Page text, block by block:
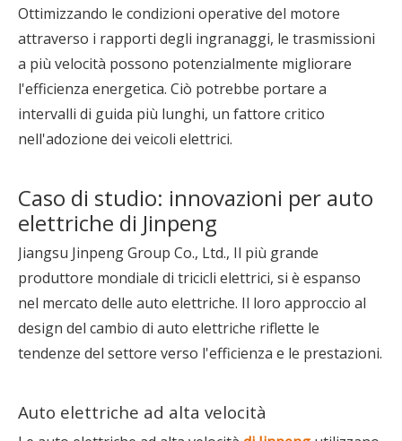
Ottimizzando le condizioni operative del motore
attraverso i rapporti degli ingranaggi, le trasmissioni
a più velocità possono potenzialmente migliorare
l'efficienza energetica. Ciò potrebbe portare a
intervalli di guida più lunghi, un fattore critico
nell'adozione dei veicoli elettrici.
Caso di studio: innovazioni per auto
elettriche di Jinpeng
Jiangsu Jinpeng Group Co., Ltd., Il più grande
produttore mondiale di tricicli elettrici, si è espanso
nel mercato delle auto elettriche. Il loro approccio al
design del cambio di auto elettriche riflette le
tendenze del settore verso l'efficienza e le prestazioni.
Auto elettriche ad alta velocità